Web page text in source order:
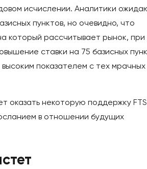
исчислении. Аналитики
пунктов, но очевидно, что
который рассчитывает рынок, при
ставки на 75 базисных
показателем с тех мрачных
оказать некоторую поддержку
в отношении будущих